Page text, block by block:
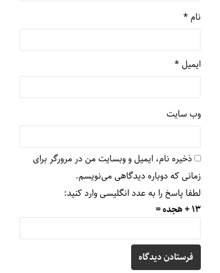
نام *
ایمیل *
وب‌ سایت
ذخیره نام، ایمیل و وبسایت من در مرورگر برای
زمانی که دوباره دیدگاهی می‌نویسم.
لطفا پاسخ را به عدد انگلیسی وارد کنید:
13 + هجده =